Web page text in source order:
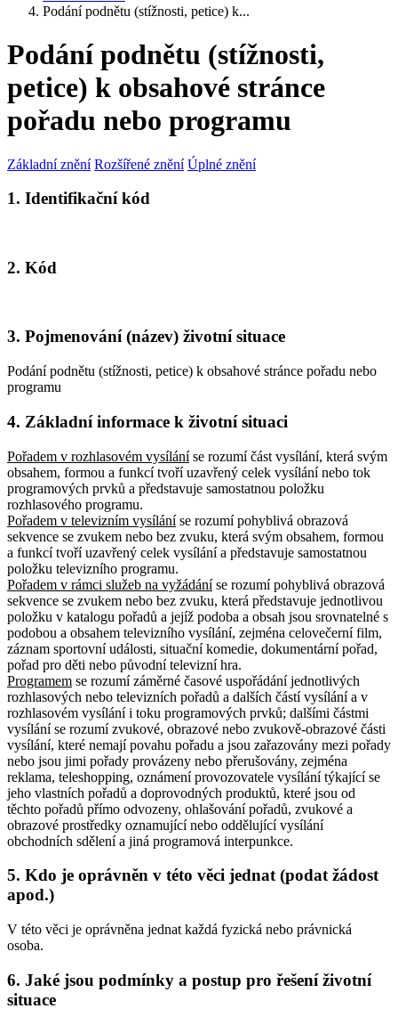
Podání podnětu (stížnosti, petice) k...
Podání podnětu (stížnosti,
petice) k obsahové stránce
pořadu nebo programu
Základní znění Rozšířené znění Úplné znění
1. Identifikační kód
2. Kód
3. Pojmenování (název) životní situace
Podání podnětu (stížnosti, petice) k obsahové stránce pořadu nebo
programu
4. Základní informace k životní situaci
Pořadem v rozhlasovém vysíláníse rozumí část vysílání, která svým
obsahem, formou a funkcí tvoří uzavřený celek vysílání nebo tok
programových prvků a představuje samostatnou položku
rozhlasového programu.
Pořadem v televizním vysíláníse rozumí pohyblivá obrazová
sekvence se zvukem nebo bez zvuku, která svým obsahem, formou
a funkcí tvoří uzavřený celek vysílání a představuje samostatnou
položku televizního programu.
Pořadem v rámci služeb na vyžádáníse rozumí pohyblivá obrazová
sekvence se zvukem nebo bez zvuku, která představuje jednotlivou
položku v katalogu pořadů a jejíž podoba a obsah jsou srovnatelné s
podobou a obsahem televizního vysílání, zejména celovečerní film,
záznam sportovní události, situační komedie, dokumentární pořad,
pořad pro děti nebo původní televizní hra.
Programem se rozumí záměrné časové uspořádání jednotlivých
rozhlasových nebo televizních pořadů a dalších částí vysílání a v
rozhlasovém vysílání i toku programových prvků; dalšími částmi
vysílání se rozumí zvukové, obrazové nebo zvukově-obrazové části
vysílání, které nemají povahu pořadu a jsou zařazovány mezi pořady
nebo jsou jimi pořady provázeny nebo přerušovány, zejména
reklama, teleshopping, oznámení provozovatele vysílání týkající se
jeho vlastních pořadů a doprovodných produktů, které jsou od
těchto pořadů přímo odvozeny, ohlašování pořadů, zvukové a
obrazové prostředky oznamující nebo oddělující vysílání
obchodních sdělení a jiná programová interpunkce.
5. Kdo je oprávněn v této věci jednat (podat žádost
apod.)
V této věci je oprávněna jednat každá fyzická nebo právnická
osoba.
6. Jaké jsou podmínky a postup pro řešení životní
situace